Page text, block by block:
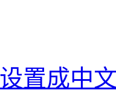
置成中